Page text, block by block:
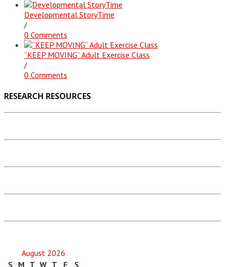
Developmental StoryTime
/
0 Comments
“KEEP MOVING” Adult Exercise Class
/
0 Comments
RESEARCH RESOURCES
August 2026
S
M T W T F S